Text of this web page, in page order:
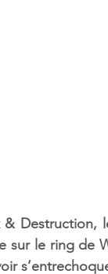
&
le ring de